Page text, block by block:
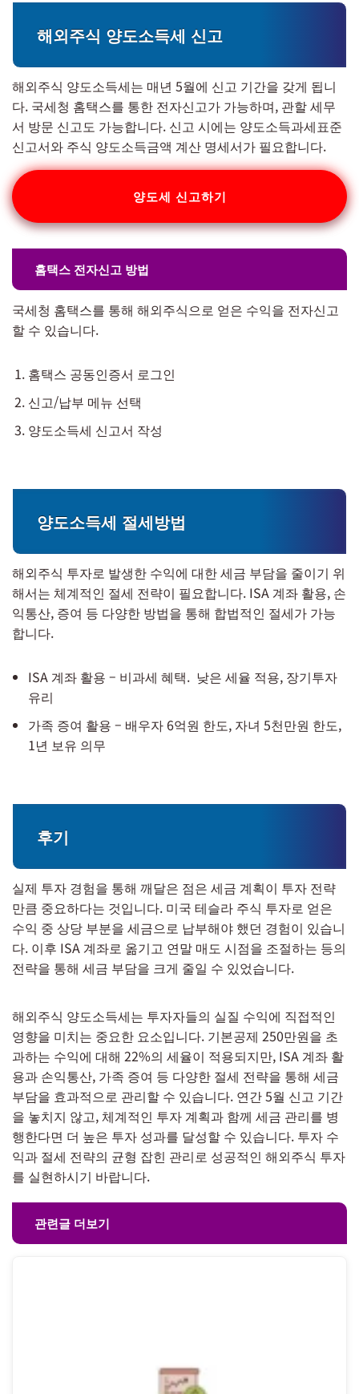
해외주식 양도소득세 신고
해외주식 양도소득세는 매년 5월에 신고 기간을 갖게 됩니
다. 국세청 홈택스를 통한 전자신고가 가능하며, 관할 세무
서 방문 신고도 가능합니다. 신고 시에는 양도소득과세표준
신고서와 주식 양도소득금액 계산 명세서가 필요합니다.
양도세 신고하기
홈택스 전자신고 방법
국세청 홈택스를 통해 해외주식으로 얻은 수익을 전자신고
할 수 있습니다.
홈택스 공동인증서 로그인
신고/납부 메뉴 선택
양도소득세 신고서 작성
양도소득세 절세방법
해외주식 투자로 발생한 수익에 대한 세금 부담을 줄이기 위
해서는 체계적인 절세 전략이 필요합니다. ISA 계좌 활용, 손
익통산, 증여 등 다양한 방법을 통해 합법적인 절세가 가능
합니다.
ISA 계좌 활용 – 비과세 혜택. 낮은 세율 적용, 장기투자
유리
가족 증여 활용 – 배우자 6억원 한도, 자녀 5천만원 한도,
1년 보유 의무
후기
실제 투자 경험을 통해 깨달은 점은 세금 계획이 투자 전략
만큼 중요하다는 것입니다. 미국 테슬라 주식 투자로 얻은
수익 중 상당 부분을 세금으로 납부해야 했던 경험이 있습니
다. 이후 ISA 계좌로 옮기고 연말 매도 시점을 조절하는 등의
전략을 통해 세금 부담을 크게 줄일 수 있었습니다.
해외주식 양도소득세는 투자자들의 실질 수익에 직접적인
영향을 미치는 중요한 요소입니다. 기본공제 250만원을 초
과하는 수익에 대해 22%의 세율이 적용되지만, ISA 계좌 활
용과 손익통산, 가족 증여 등 다양한 절세 전략을 통해 세금
부담을 효과적으로 관리할 수 있습니다. 연간 5월 신고 기간
을 놓치지 않고, 체계적인 투자 계획과 함께 세금 관리를 병
행한다면 더 높은 투자 성과를 달성할 수 있습니다. 투자 수
익과 절세 전략의 균형 잡힌 관리로 성공적인 해외주식 투자
를 실현하시기 바랍니다.
관련글 더보기